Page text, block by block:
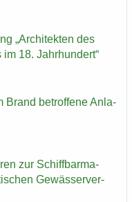
„Ar­chi­tek­ten des
18. Jahr­hun­dert“
Brand be­trof­fe­ne An­la­
zur Schiff­bar­ma­
Ge­wäs­ser­ver­